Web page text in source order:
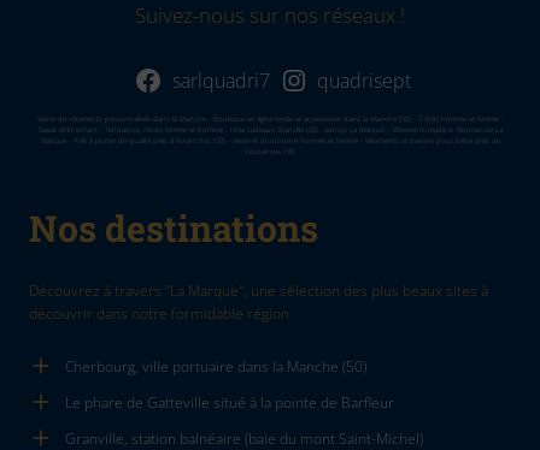
Suivez-nous sur nos réseaux !
sarlquadri7 quadrisept
Vente de vêtements personnalisés dans la Manche - Boutique en ligne textile et accessoires dans la Manvhe (50) - T-Shirt homme et femme -
Sweat shirt enfant - Tendances mode femme et homme - Idée cadeaux Granville (50) - eshop La Marque - Vêtements made in Normandie La
Marque - Prêt à porter de qualité près d'Avranches (50) - Veste et doudoune homme et femme - Vêtements et bavoirs pour bébé près de
Coutances (50)
Nos destinations
Découvrez à travers "La Marque", une sélection des plus beaux sites à
découvrir dans notre formidable région.
Cherbourg, ville portuaire dans la Manche (50)
Le phare de Gatteville situé à la pointe de Barfleur
Granville, station balnéaire (baie du mont Saint-Michel)